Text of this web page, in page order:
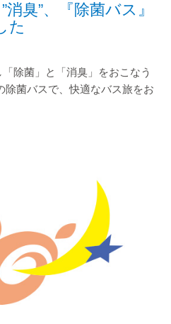
臭”、『除菌バス』
た
除菌」と「消臭」をおこなう
除菌バスで、快適なバス旅をお